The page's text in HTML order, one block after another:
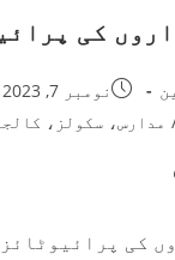
کی
Post
published:
نومبر 7, 2023
مدارس، سکولز،
کی